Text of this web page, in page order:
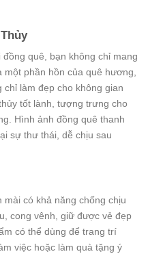
quê, bạn không chỉ mang
phần hồn của quê hương,
làm đẹp cho không gian
tốt lành, tượng trưng cho
Hình ảnh đồng quê thanh
sự thư thái, dễ chịu sau
có khả năng chống chịu
cong vênh, giữ được vẻ đẹp
có thể dùng để trang trí
việc hoặc làm quà tặng ý